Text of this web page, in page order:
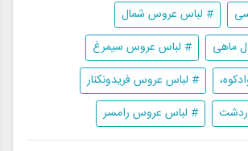
# لباس عروس شمال
ماهی
# لباس عروس سیمرغ
# لباس عروس فریدونکنار
# لباس عروس رامسر